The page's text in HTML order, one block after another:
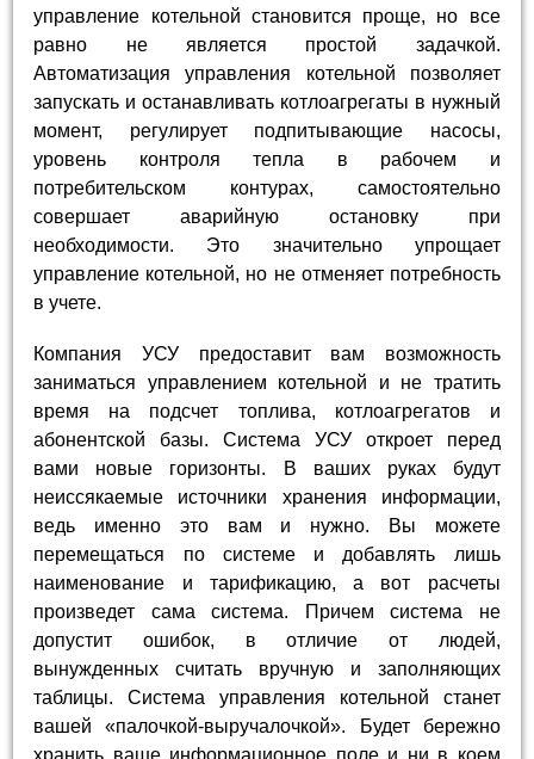
управление котельной становится проще, но все
равно не является простой задачкой.
Автоматизация управления котельной позволяет
запускать и останавливать котлоагрегаты в нужный
момент, регулирует подпитывающие насосы,
уровень контроля тепла в рабочем и
потребительском контурах, самостоятельно
совершает аварийную остановку при
необходимости. Это значительно упрощает
управление котельной, но не отменяет потребность
в учете.
Компания УСУ предоставит вам возможность
заниматься управлением котельной и не тратить
время на подсчет топлива, котлоагрегатов и
абонентской базы. Система УСУ откроет перед
вами новые горизонты. В ваших руках будут
неиссякаемые источники хранения информации,
ведь именно это вам и нужно. Вы можете
перемещаться по системе и добавлять лишь
наименование и тарификацию, а вот расчеты
произведет сама система. Причем система не
допустит ошибок, в отличие от людей,
вынужденных считать вручную и заполняющих
таблицы. Система управления котельной станет
вашей «палочкой-выручалочкой». Будет бережно